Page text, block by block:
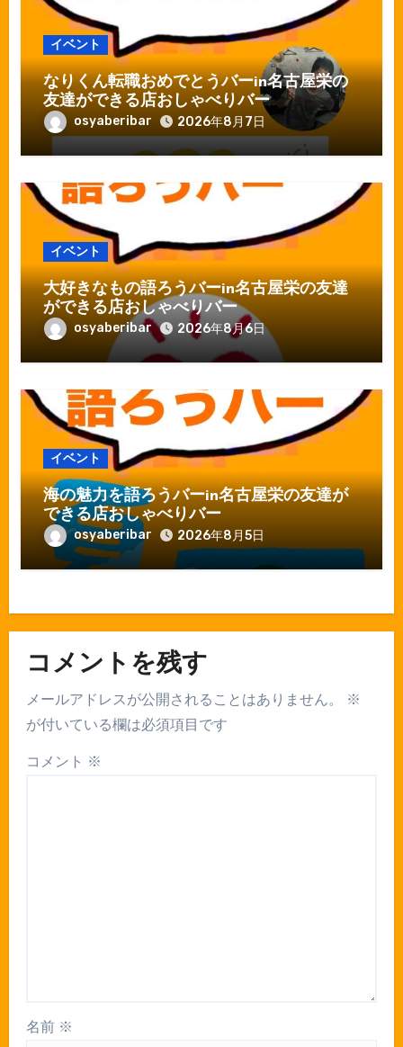
イベント
なりくん転職おめでとうバーin名古屋栄の
友達ができる店おしゃべりバー
osyaberibar 2026年8月7日
イベント
大好きなもの語ろうバーin名古屋栄の友達
ができる店おしゃべりバー
osyaberibar 2026年8月6日
イベント
海の魅力を語ろうバーin名古屋栄の友達が
できる店おしゃべりバー
osyaberibar 2026年8月5日
コメントを残す
メールアドレスが公開されることはありません。
※
が付いている欄は必須項目です
コメント ※
名前 ※